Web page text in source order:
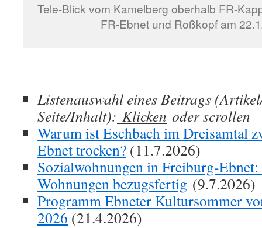
Tele-Blick vom Kamelberg oberhalb FR-
FR-Ebnet und Roßkopf am
Listenauswahl eines Beitrags
Seite/Inhalt): Klicken oder scrollen
Warum ist Eschbach im Dreisamtal
Ebnet trocken? (11.7.2026)
Sozialwohnungen in Freiburg-
Wohnungen bezugsfertig (9.7.2026)
Programm Ebneter Kultursommer
2026 (21.4.2026)